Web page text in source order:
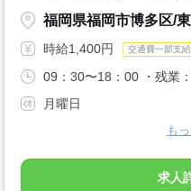
福岡県福岡市博多区/
時給1,400円 交通費一部支給
09：30〜18：00 ・残業
月曜日
も
求人